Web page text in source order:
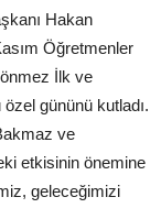
Hakan
Öğretmenler
İlk ve
gününü kutladı.
ve
etkisinin önemine
geleceğimizi